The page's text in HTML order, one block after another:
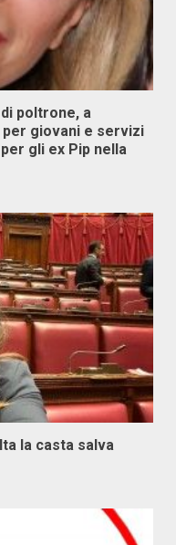
poltrone, a
giovani e servizi
gli ex Pip nella
la casta salva